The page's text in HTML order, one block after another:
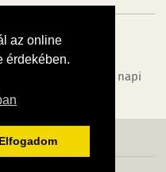
az online
érdekében.
Elfogadom
programok, képek, napi
RÓLUNK